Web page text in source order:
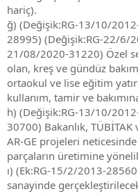
hariç).
ğ) (Değişik:RG-13/10/
28995) (Değişik:RG-22/6/
21/08/2020-31220) Özel
olan, kreş ve gündüz
ortaokul ve lise eğitim
kullanım, tamir ve
h) (Değişik:RG-13/10/
30700) Bakanlık, TÜBİTAK
AR-GE projeleri
parçaların üretimine
ı) (Ek:RG-15/2/2013-
sanayinde